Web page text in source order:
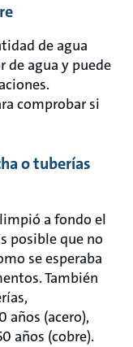
de agua
de agua y puede
comprobar si
o tuberías
a fondo el
posible que no
se esperaba
También
años (acero),
años (cobre).